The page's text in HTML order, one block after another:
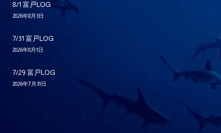
8/1 富戸LOG
2026年8月3日
7/31 富戸LOG
2026年8月1日
7/29 富戸LOG
2026年7月31日